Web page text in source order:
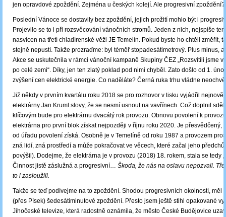
jen opravdové zpoždění. Zejména u českých kolejí. Ale progresivní
Poslední Vánoce se dostavily bez zpoždění, jejich prožití mohlo být i
Projevilo se to i při rozsvěcování vánočních stromů. Jeden z nich, nejspíše
nasvícen na třetí chladírenské věži JE Temelín. Pokud byste ho chtěli změřit,
stejně nepustí. Takže prozraďme: byl téměř stopadesátimetrový. Plus minus,
Akce se uskutečnila v rámci vánoční kampaně Skupiny ČEZ „Rozsvítili jsme
po celé zemi“. Díky, jen ten zlatý poklad pod nimi chyběl. Zato došlo od 1.
zvýšení cen elektrické energie. Co naděláte? Černá ruka trhu vládne
Již někdy v prvním kvartálu roku 2018 se pro rozhovor v tisku vyjádřil
elektrárny Jan Kruml slovy, že se nesmí usnout na vavřínech. Což doplnil
klíčovým bude pro elektrárnu dvacátý rok provozu. Obnovu povolení k
elektrárna pro první blok získat nejpozději v říjnu roku 2020. Je přesvědčený,
od úřadu povolení získá. Osobně je v Temelíně od roku 1987 a provozem
zná lidí, zná prostředí a může pokračovat ve věcech, které začal jeho
povýšil). Dodejme, že elektrárna je v provozu (2018) 18. rokem, stala se tedy
Činnost jistě záslužná a progresivní… Škoda, že nás na oslavu nepozvali.
to i zasloužili.
Takže se teď podívejme na to zpoždění. Shodou progresivních okolností, měl
(přes Písek) šedesátiminutové zpoždění. Přesto jsem ještě stihl opakované
Jihočeské televize, která radostně oznámila, že město České Budějovice